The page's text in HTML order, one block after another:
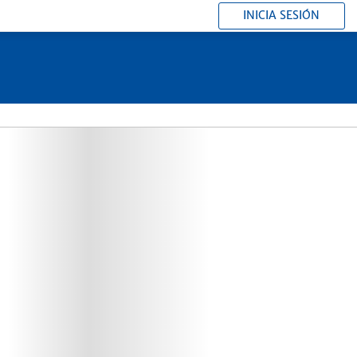
INICIA SESIÓN